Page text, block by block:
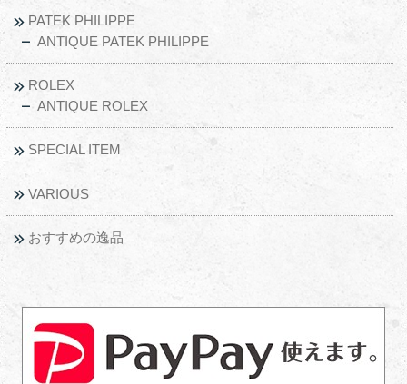
PATEK PHILIPPE
ANTIQUE PATEK PHILIPPE
ROLEX
ANTIQUE ROLEX
SPECIAL ITEM
VARIOUS
おすすめの逸品